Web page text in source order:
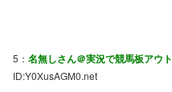
5： 名無しさん＠実況で競馬板アウト
ID:Y0XusAGM0.net